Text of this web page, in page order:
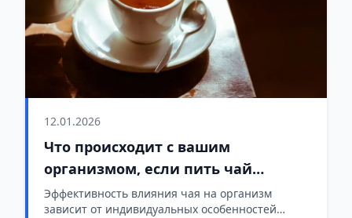
12.01.2026
Что происходит с вашим
организмом, если пить чай
каждый день?
Эффективность влияния чая на организм
зависит от индивидуальных особенностей